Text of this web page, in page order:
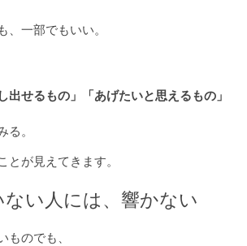
、一部でもいい。
出せるもの」「あげたいと思えるもの」
る。
とが見えてきます。
い人には、響かない
ものでも、